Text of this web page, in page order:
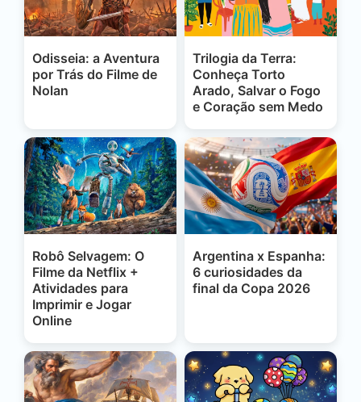
Odisseia: a Aventura
por Trás do Filme de
Nolan
Trilogia da Terra:
Conheça Torto
Arado, Salvar o Fogo
e Coração sem Medo
Robô Selvagem: O
Filme da Netflix +
Atividades para
Imprimir e Jogar
Online
Argentina x Espanha:
6 curiosidades da
final da Copa 2026